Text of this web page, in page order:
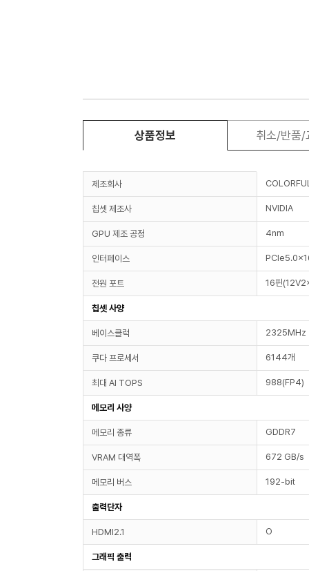
상품정보 취소/반품/
제조회사
칩셋 제조사 NVIDIA
GPU 제조 공정 4nm
인터페이스
전원 포트 16핀
칩셋 사양
베이스클럭 2325MHz
쿠다 프로세서 6144개
최대 AI TOPS 988(FP4)
메모리 사양
메모리 종류 GDDR7
VRAM 대역폭 672 GB/s
메모리 버스 192-bit
출력단자
HDMI2.1 O
그래픽 출력